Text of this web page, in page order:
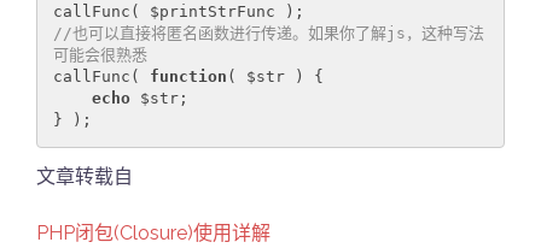
//也可以直接将匿名函数进行传递。如果你了解js，这种写法
可能会很熟悉
callFunc( function ( $str )
{
echo $str;
} );
文章转载自
PHP闭包(Closure)使用详解